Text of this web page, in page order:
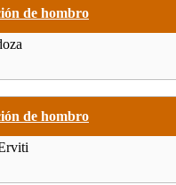
de hombro
de hombro